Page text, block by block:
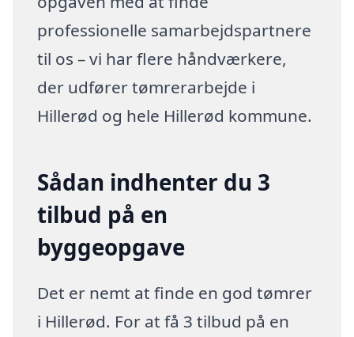
professionelle samarbejdspartnere
til os – vi har flere håndværkere,
der udfører tømrerarbejde i
Hillerød og hele Hillerød kommune.
Sådan indhenter du 3
tilbud på en
byggeopgave
Det er nemt at finde en god tømrer
i Hillerød. For at få 3 tilbud på en